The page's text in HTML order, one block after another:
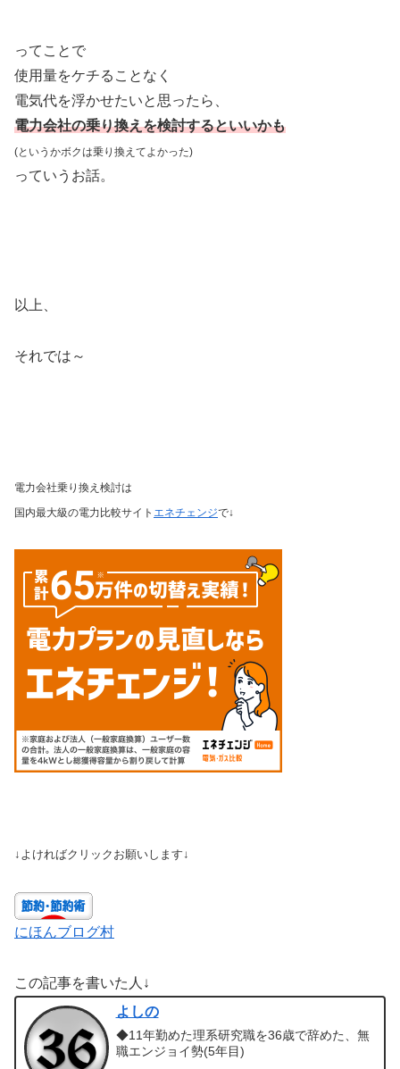
ってことで
使用量をケチることなく
電気代を浮かせたいと思ったら、
電力会社の乗り換えを検討するといいかも
(というかボクは乗り換えてよかった)
っていうお話。
以上、
それでは～
電力会社乗り換え検討は
国内最大級の電力比較サイト エネチェンジで↓
↓よければクリックお願いします↓
にほんブログ村
この記事を書いた人↓
よしの
◆11年勤めた理系研究職を36歳で辞めた、無
職エンジョイ勢(5年目)